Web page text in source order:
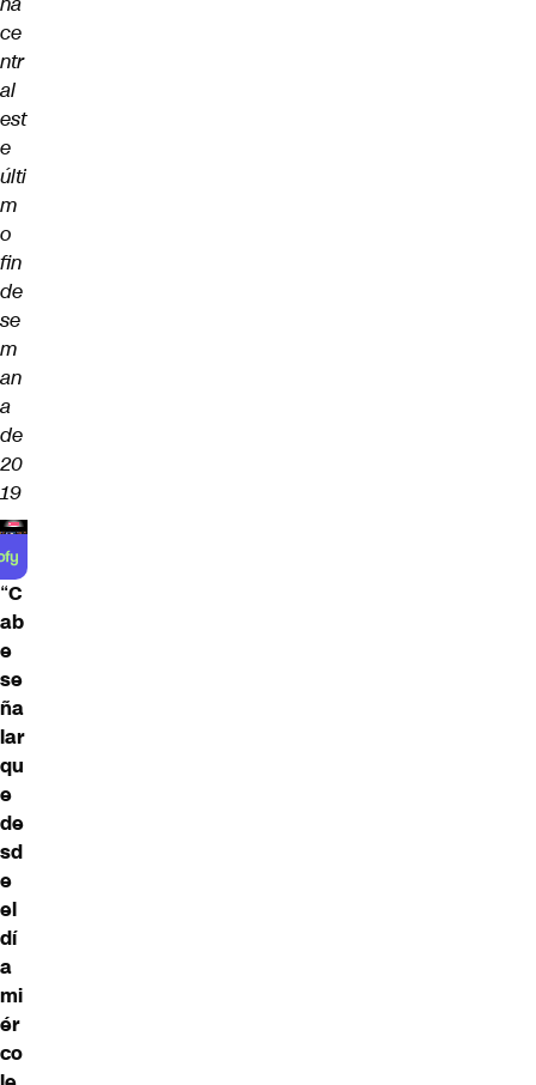
ce
ntr
al
est
e
últi
m
o
fin
de
se
m
an
a
de
20
19
“C
ab
e
se
ña
lar
qu
e
de
sd
e
el
dí
a
mi
ér
co